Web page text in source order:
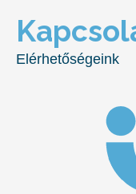
Elérhetőségeink